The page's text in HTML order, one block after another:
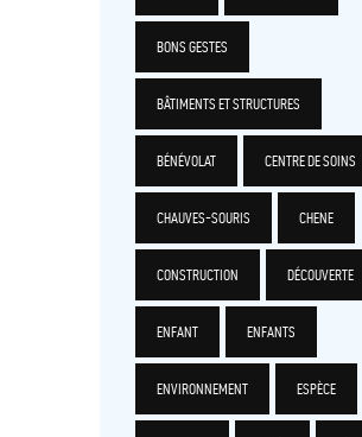
BONS GESTES
BÂTIMENTS ET STRUCTURES
BÉNÉVOLAT CENTRE DE SOINS
CHAUVES-SOURIS CHENE
CONSTRUCTION DÉCOUVERTE
ENFANT ENFANTS
ENVIRONNEMENT ESPÈCE